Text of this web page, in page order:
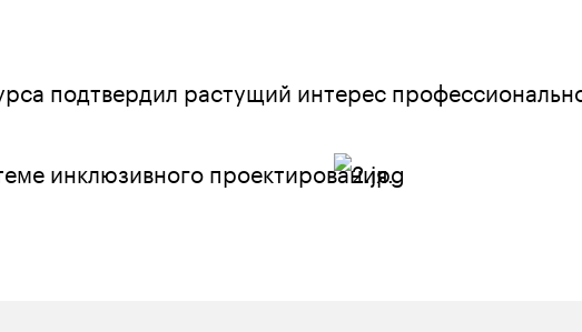
подтвердил растущий интерес
инклюзивного проектирования.